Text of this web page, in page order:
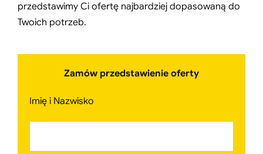
przedstawimy Ci ofertę najbardziej dopasowaną do
Twoich potrzeb.
Zamów przedstawienie oferty
Imię i Nazwisko